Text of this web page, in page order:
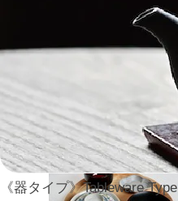
《器タイプ》Tableware Type